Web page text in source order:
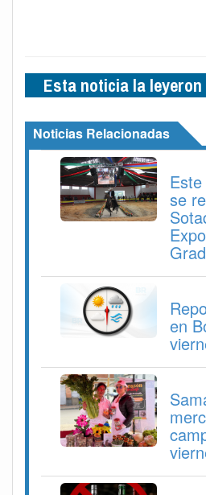
Esta noticia la
Noticias Relacionadas
se
en